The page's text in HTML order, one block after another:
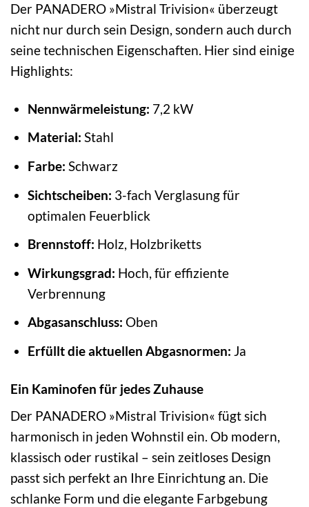
Der PANADERO »Mistral Trivision« überzeugt
nicht nur durch sein Design, sondern auch durch
seine technischen Eigenschaften. Hier sind einige
Highlights:
Nennwärmeleistung: 7,2 kW
Material: Stahl
Farbe: Schwarz
Sichtscheiben: 3-fach Verglasung für
optimalen Feuerblick
Brennstoff: Holz, Holzbriketts
Wirkungsgrad: Hoch, für effiziente
Verbrennung
Abgasanschluss: Oben
Erfüllt die aktuellen Abgasnormen: Ja
Ein Kaminofen für jedes Zuhause
Der PANADERO »Mistral Trivision« fügt sich
harmonisch in jeden Wohnstil ein. Ob modern,
klassisch oder rustikal – sein zeitloses Design
passt sich perfekt an Ihre Einrichtung an. Die
schlanke Form und die elegante Farbgebung